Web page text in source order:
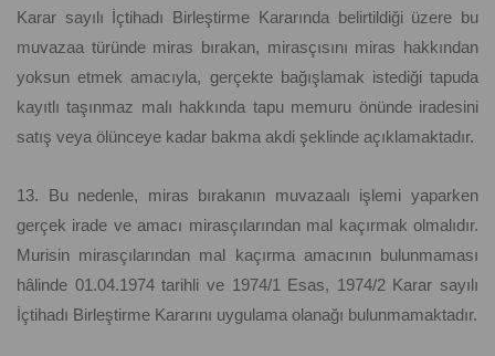
Karar sayılı İçtihadı Birleştirme Kararında belirtildiği üzere bu
muvazaa türünde miras bırakan, mirasçısını miras hakkından
yoksun etmek amacıyla, gerçekte bağışlamak istediği tapuda
kayıtlı taşınmaz malı hakkında tapu memuru önünde iradesini
satış veya ölünceye kadar bakma akdi şeklinde açıklamaktadır.
13. Bu nedenle, miras bırakanın muvazaalı işlemi yaparken
gerçek irade ve amacı mirasçılarından mal kaçırmak olmalıdır.
Murisin mirasçılarından mal kaçırma amacının bulunmaması
hâlinde 01.04.1974 tarihli ve 1974/1 Esas, 1974/2 Karar sayılı
İçtihadı Birleştirme Kararını uygulama olanağı bulunmamaktadır.